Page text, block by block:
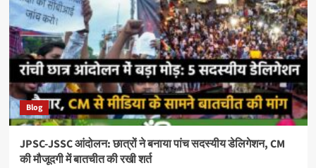
Blog
JPSC-JSSC आंदोलन: छात्रों ने बनाया पांच सदस्यीय डेलिगेशन, CM
की मौजूदगी में बातचीत की रखी शर्त